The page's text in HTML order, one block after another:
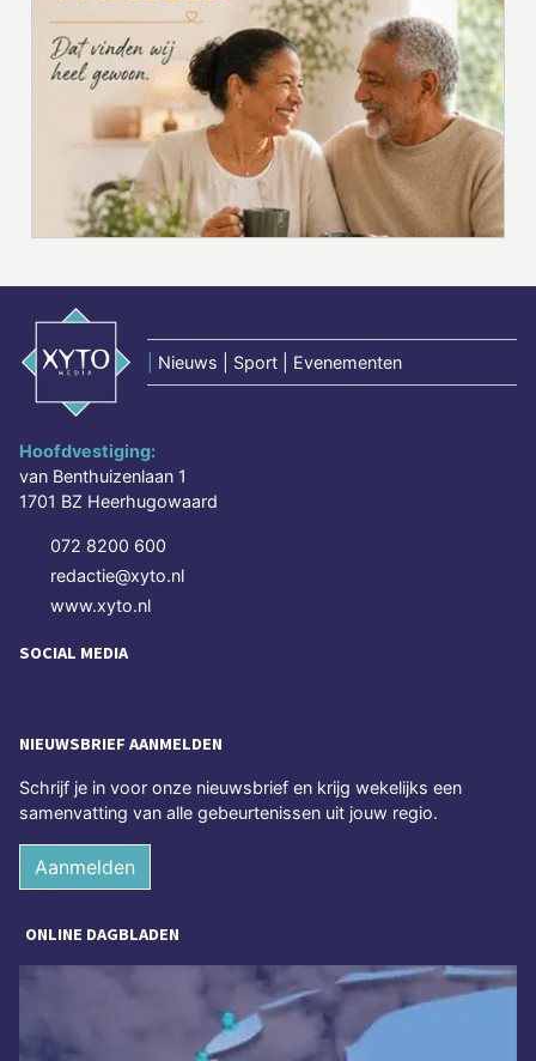
Nieuws | Sport | Evenementen
Hoofdvestiging:
van Benthuizenlaan 1
1701 BZ Heerhugowaard
072 8200 600
redactie@xyto.nl
www.xyto.nl
SOCIAL MEDIA
NIEUWSBRIEF AANMELDEN
Schrijf je in voor onze nieuwsbrief en krijg wekelijks een
samenvatting van alle gebeurtenissen uit jouw regio.
Aanmelden
ONLINE DAGBLADEN